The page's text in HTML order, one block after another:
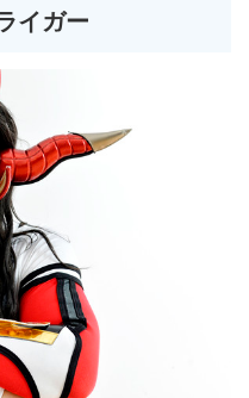
イガー